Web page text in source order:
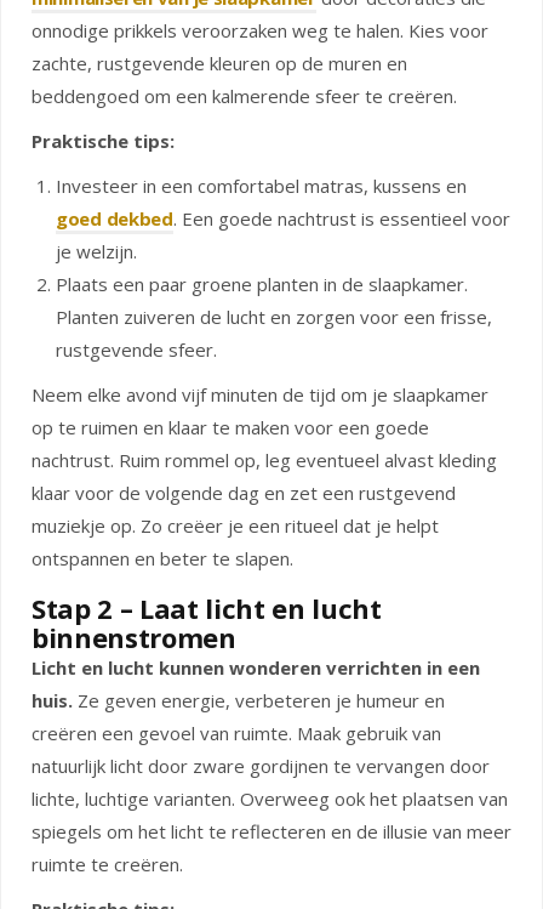
onnodige prikkels veroorzaken weg te halen. Kies voor
zachte, rustgevende kleuren op de muren en
beddengoed om een kalmerende sfeer te creëren.
Praktische tips:
Investeer in een comfortabel matras, kussens en
goed dekbed. Een goede nachtrust is essentieel voor
je welzijn.
Plaats een paar groene planten in de slaapkamer.
Planten zuiveren de lucht en zorgen voor een frisse,
rustgevende sfeer.
Neem elke avond vijf minuten de tijd om je slaapkamer
op te ruimen en klaar te maken voor een goede
nachtrust. Ruim rommel op, leg eventueel alvast kleding
klaar voor de volgende dag en zet een rustgevend
muziekje op. Zo creëer je een ritueel dat je helpt
ontspannen en beter te slapen.
Stap 2 – Laat licht en lucht
binnenstromen
Licht en lucht kunnen wonderen verrichten in een
huis. Ze geven energie, verbeteren je humeur en
creëren een gevoel van ruimte. Maak gebruik van
natuurlijk licht door zware gordijnen te vervangen door
lichte, luchtige varianten. Overweeg ook het plaatsen van
spiegels om het licht te reflecteren en de illusie van meer
ruimte te creëren.